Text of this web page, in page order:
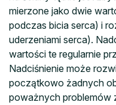
mierzone jako dwie
podczas bicia serca) i
uderzeniami serca).
wartości te regularnie
Nadciśnienie może
początkowo żadnych
poważnych problemów